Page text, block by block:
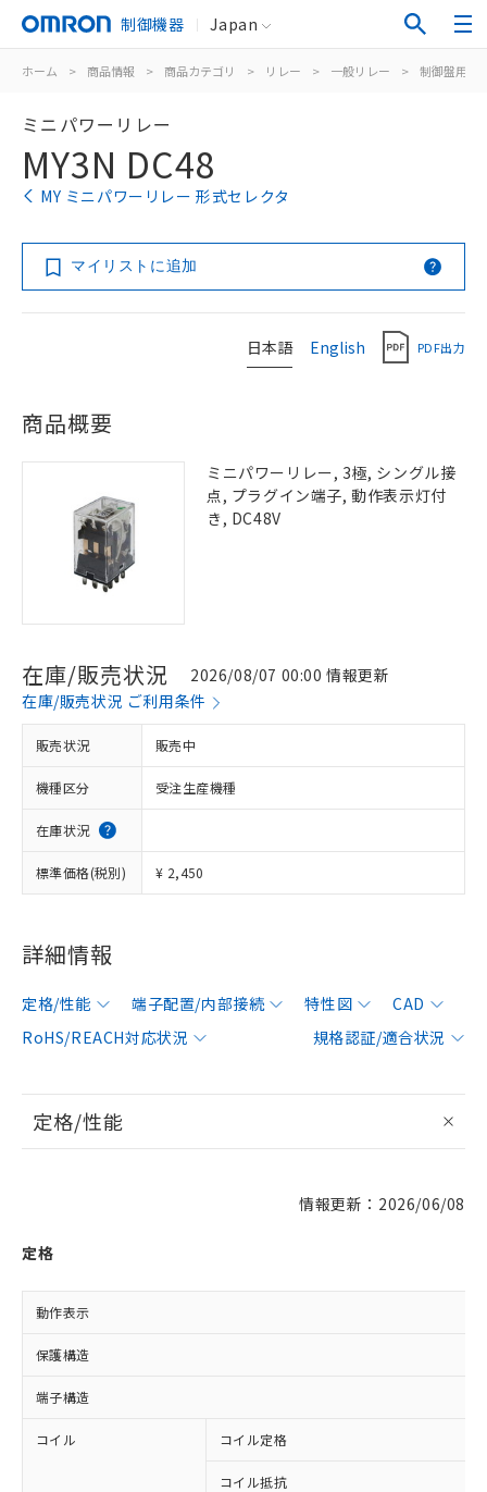
制御機器 Japan
ホーム > 商品情報 > 商品カテゴリ > リレー > 一般リレー > 制御盤用
ミニパワーリレー
MY3N DC48
MY ミニパワーリレー 形式セレクタ
マイリストに追加
日本語 English PDF出力
商品概要
ミニパワーリレー, 3極, シングル接
点, プラグイン端子, 動作表示灯付
き, DC48V
在庫/販売状況
2026/08/07 00:00 情報更新
在庫/販売状況 ご利用条件
販売状況 販売中
機種区分 受注生産機種
在庫状況
標準価格(税別) ¥ 2,450
詳細情報
定格/性能 端子配置/内部接続 特性図
CAD
RoHS/REACH対応状況
規格認証/適合状況
定格/性能
情報更新：2026/06/08
定格
動作表示
保護構造
端子構造
コイル コイル定格
コイル抵抗